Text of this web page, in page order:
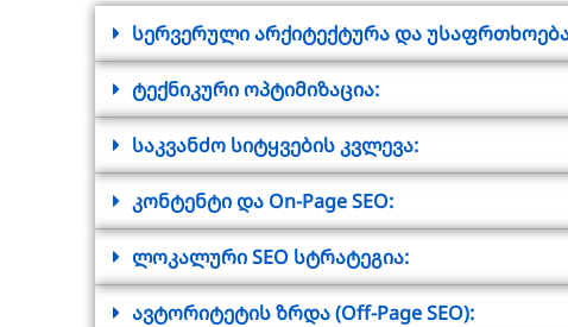
სერვერული არქიტექტურა და
ტექნიკური ოპტიმიზაცია:
საკვანძო სიტყვების კვლევა:
კონტენტი და On-Page SEO:
ლოკალური SEO სტრატეგია:
ავტორიტეტის ზრდა (Off-Page SEO):